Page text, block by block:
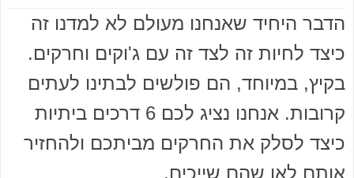
הדבר היחיד שאנחנו מעולם לא למדנו זה
כיצד לחיות זה לצד זה עם ג'וקים וחרקים.
בקיץ, במיוחד, הם פולשים לבתינו לעתים
קרובות. אנחנו נציג לכם 6 דרכים ביתיות
כיצד לסלק את החרקים מביתכם ולהחזיר
אותם לאן שהם שייכים.